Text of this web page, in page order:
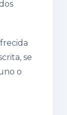
se
o